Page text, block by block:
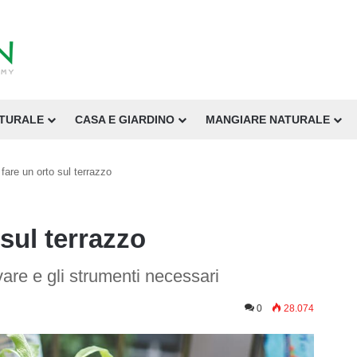
CASA E GIARDINO MANGIARE NATURALE
un orto sul terrazzo
terrazzo
e gli strumenti necessari
0 28.074